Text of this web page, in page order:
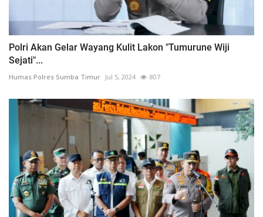
Polri Akan Gelar Wayang Kulit Lakon "Tumurune Wiji
Sejati"...
Humas Polres Sumba Timur Jul 5, 2024 807